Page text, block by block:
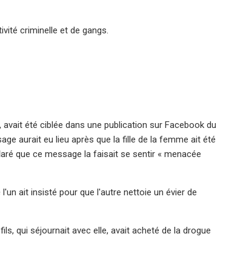
criminelle et de gangs.
été ciblée dans une publication sur Facebook du
aurait eu lieu après que la fille de la femme ait été
que ce message la faisait se sentir « menacée
ait insisté pour que l'autre nettoie un évier de
qui séjournait avec elle, avait acheté de la drogue